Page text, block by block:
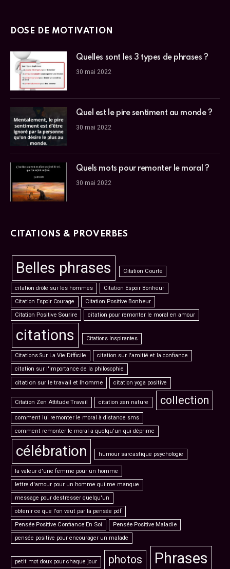
DOSE DE MOTIVATION
Quelles sont les 3 types de phrases ?
30 mai 2022
Quel est le pire sentiment au monde ?
30 mai 2022
Quels mots pour remonter le moral ?
30 mai 2022
CITATIONS & PROVERBES
Belles phrases Citation Courte
citation drôle sur les hommes
Citation Espoir Bonheur
Citation Espoir Courage
Citation Positive Bonheur
Citation Positive Sourire
citation pour remonter le moral en amour
citations Citations Inspirantes
Citations Sur La Vie Difficile
citation sur l'amitié et la confiance
citation sur l'importance de la philosophie
citation sur le travail et lhomme citation yoga positive
Citation Zen Attitude Travail citation zen nature collection
comment lui remonter le moral à distance sms
comment remonter le moral a quelqu'un qui déprime
célébration humour sarcastique psychologie
la valeur d'une femme pour un homme
lettre d'amour pour un homme qui me manque
message pour destresser quelqu'un
obtenir ce que l'on veut par la pensée pdf
Pensée Positive Confiance En Soi
Pensée Positive Maladie
pensée positive pour encourager un malade
petit mot doux pour chaque jour photos Phrases